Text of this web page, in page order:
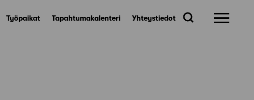
Työpaikat Tapahtumakalenteri Yhteystiedot